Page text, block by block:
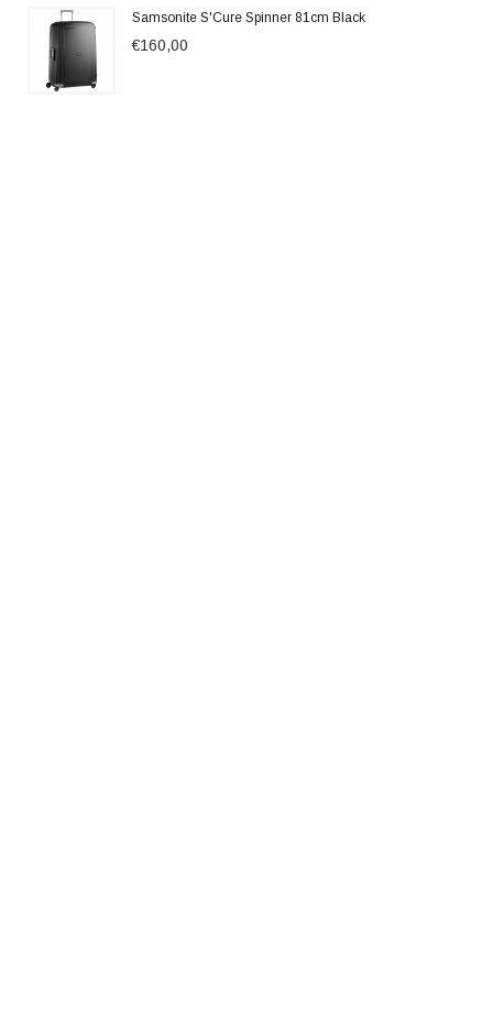
Samsonite S'Cure Spinner 81cm Black
€160,00